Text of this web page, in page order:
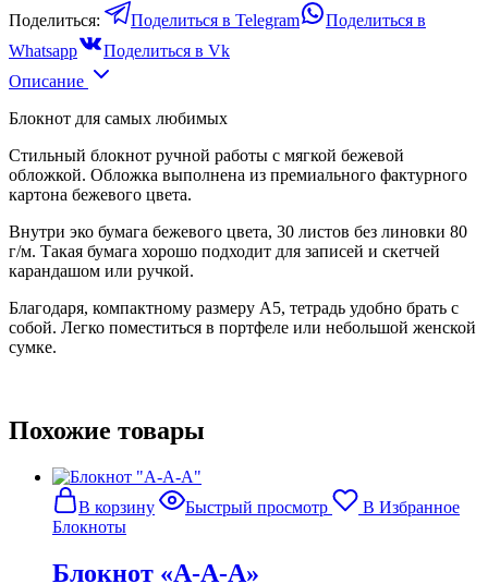
Поделиться:
Поделиться в Telegram
Поделиться в
Whatsapp
Поделиться в Vk
Описание
Блокнот для самых любимых
Стильный блокнот ручной работы с мягкой бежевой
обложкой. Обложка выполнена из премиального фактурного
картона бежевого цвета.
Внутри эко бумага бежевого цвета, 30 листов без линовки 80
г/м. Такая бумага хорошо подходит для записей и скетчей
карандашом или ручкой.
Благодаря, компактному размеру А5, тетрадь удобно брать с
собой. Легко поместиться в портфеле или небольшой женской
сумке.
Похожие товары
В корзину Быстрый просмотр
В Избранное
Блокноты
Блокнот «А-А-А»